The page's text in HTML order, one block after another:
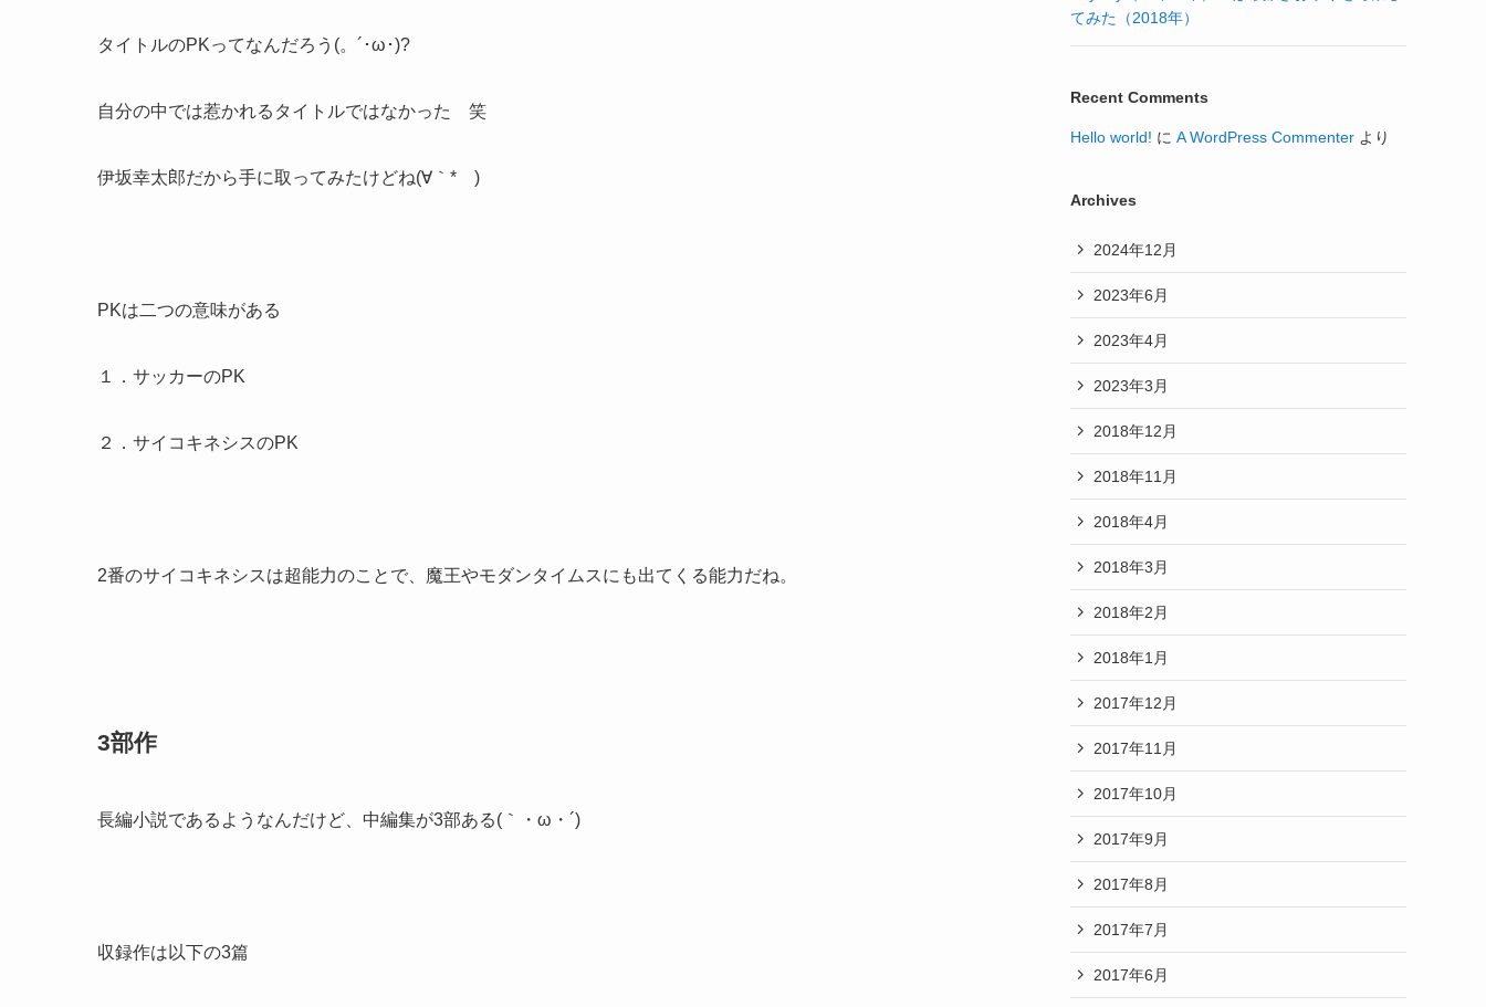
タイトルのPKってなんだろう(。´･ω･)?
自分の中では惹かれるタイトルではなかった 笑
伊坂幸太郎だから手に取ってみたけどね(∀｀*ゞ)
PKは二つの意味がある
１．サッカーのPK
２．サイコキネシスのPK
2番のサイコキネシスは超能力のことで、魔王やモダンタイムスにも出てくる能力だね。
3部作
長編小説であるようなんだけど、中編集が3部ある(｀・ω・´)
収録作は以下の3篇
てみた（2018年）
Recent Comments
Hello world! に A WordPress Commenter より
Archives
2024年12月
2023年6月
2023年4月
2023年3月
2018年12月
2018年11月
2018年4月
2018年3月
2018年2月
2018年1月
2017年12月
2017年11月
2017年10月
2017年9月
2017年8月
2017年7月
2017年6月